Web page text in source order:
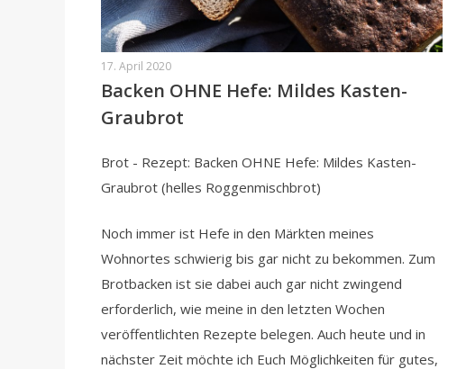
17. April 2020
Backen OHNE Hefe: Mildes Kasten-
Graubrot
Brot - Rezept: Backen OHNE Hefe: Mildes Kasten-
Graubrot (helles Roggenmischbrot)
Noch immer ist Hefe in den Märkten meines
Wohnortes schwierig bis gar nicht zu bekommen. Zum
Brotbacken ist sie dabei auch gar nicht zwingend
erforderlich, wie meine in den letzten Wochen
veröffentlichten Rezepte belegen. Auch heute und in
nächster Zeit möchte ich Euch Möglichkeiten für gutes,